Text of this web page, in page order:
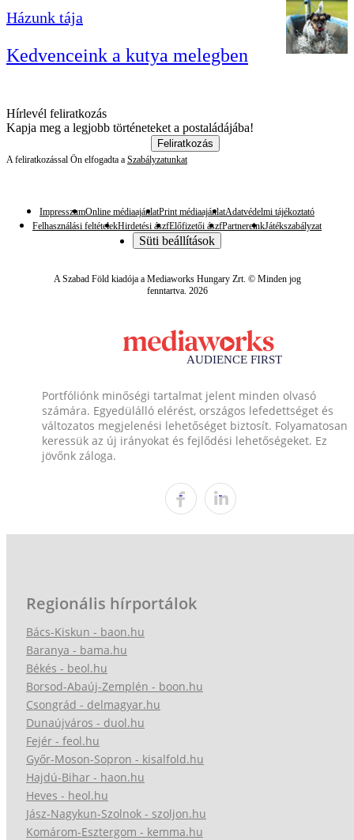
Házunk tája
Kedvenceink a kutya melegben
Hírlevél feliratkozás
Kapja meg a legjobb történeteket a postaládájába!
Feliratkozás
A feliratkozással Ön elfogadta a Szabályzatunkat
ImpresszumOnline médiaajánlatPrint médiaajánlatAdatvédelmi tájékoztató
Felhasználási feltételekHirdetési ászfElőfizetői ászfPartnereinkJátékszabályzat
Süti beállítások
A Szabad Föld kiadója a Mediaworks Hungary Zrt. © Minden jog
fenntartva. 2026
Portfóliónk minőségi tartalmat jelent minden olvasó
számára. Egyedülálló elérést, országos lefedettséget és
változatos megjelenési lehetőséget biztosít. Folyamatosan
keressük az új irányokat és fejlődési lehetőségeket. Ez
jövőnk záloga.
Regionális hírportálok
Bács-Kiskun - baon.hu
Baranya - bama.hu
Békés - beol.hu
Borsod-Abaúj-Zemplén - boon.hu
Csongrád - delmagyar.hu
Dunaújváros - duol.hu
Fejér - feol.hu
Győr-Moson-Sopron - kisalfold.hu
Hajdú-Bihar - haon.hu
Heves - heol.hu
Jász-Nagykun-Szolnok - szoljon.hu
Komárom-Esztergom - kemma.hu